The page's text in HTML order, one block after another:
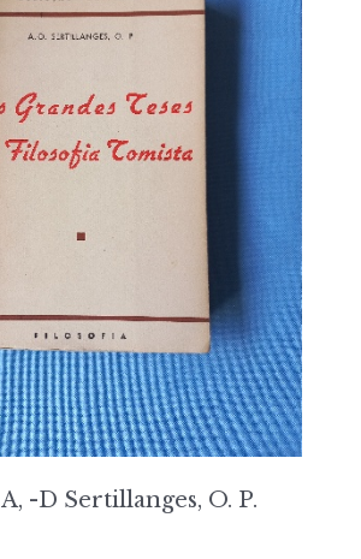
A, -D Sertillanges, O. P.